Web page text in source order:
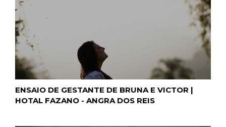
ENSAIO DE GESTANTE DE BRUNA E VICTOR |
HOTAL FAZANO - ANGRA DOS REIS